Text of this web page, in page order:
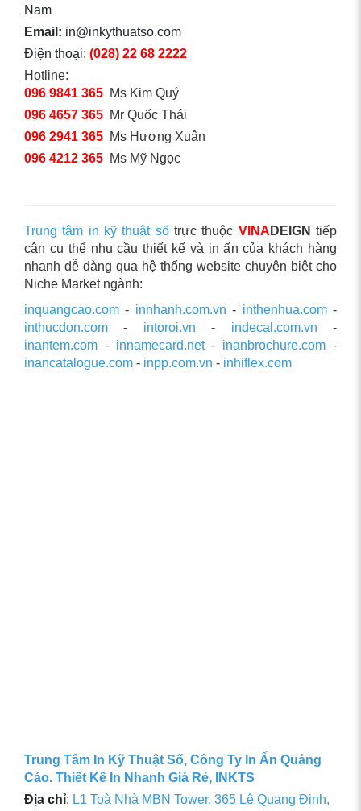
Nam
Email: in@inkythuatso.com
Điện thoại: (028) 22 68 2222
Hotline:
096 9841 365 Ms Kim Quý
096 4657 365 Mr Quốc Thái
096 2941 365 Ms Hương Xuân
096 4212 365 Ms Mỹ Ngọc
Trung tâm in kỹ thuật sốtrực thuộc VINA DEIGN tiếp
cận cụ thể nhu cầu thiết kế và in ấn của khách hàng
nhanh dễ dàng qua hệ thống website chuyên biệt cho
Niche Market ngành:
inquangcao.com - innhanh.com.vn - inthenhua.com-
inthucdon.com - intoroi.vn - indecal.com.vn -
inantem.com - innamecard.net- inanbrochure.com -
inancatalogue.com - inpp.com.vn - inhiflex.com
Trung Tâm In Kỹ Thuật Số, Công Ty In Ấn Quảng
Cáo. Thiết Kế In Nhanh Giá Rẻ, INKTS
Địa chỉ: L1 Toà Nhà MBN Tower, 365 Lê Quang Định,